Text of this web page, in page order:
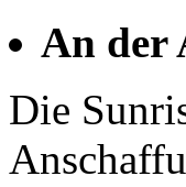
An der
Die